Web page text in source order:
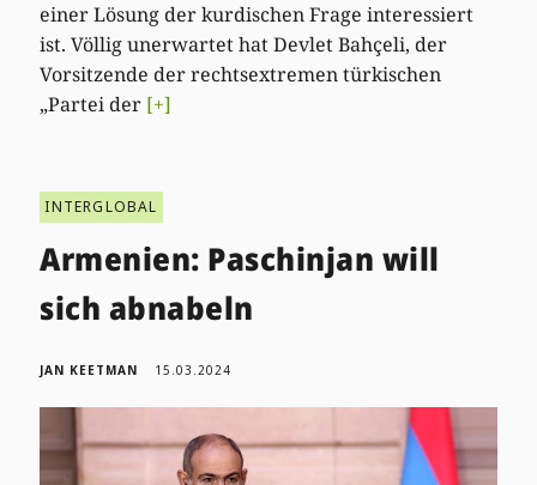
einer Lösung der kurdischen Frage interessiert
ist. Völlig unerwartet hat Devlet Bahçeli, der
Vorsitzende der rechtsextremen türkischen
„Partei der [+]
INTERGLOBAL
Armenien: Paschinjan will
sich abnabeln
JAN KEETMAN 15.03.2024